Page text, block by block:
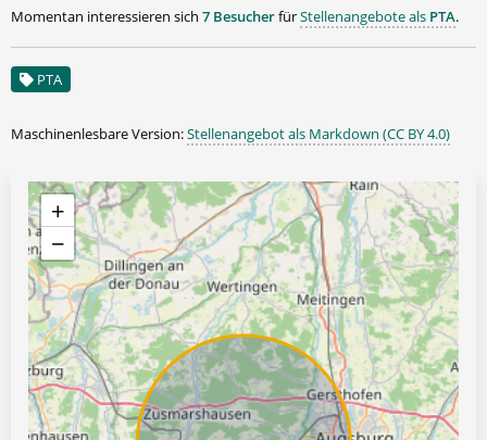
Momentan interessieren sich 7 BesucherfürStellenangebote als PTA.
PTA
Maschinenlesbare Version:Stellenangebot als Markdown (CC BY 4.0)
+
−